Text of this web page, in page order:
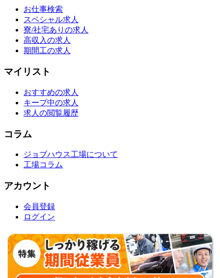
お仕事検索
スペシャル求人
寮/社宅ありの求人
高収入の求人
期間工の求人
マイリスト
おすすめの求人
キープ中の求人
求人の閲覧履歴
コラム
ジョブハウス工場について
工場コラム
アカウント
会員登録
ログイン